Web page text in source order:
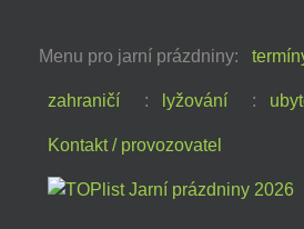
Menu pro jarní prázdniny:
zahraničí : lyžování :
Kontakt / provozovatel